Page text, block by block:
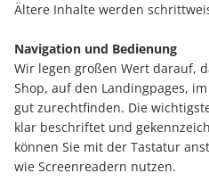
Ältere Inhalte werden
Navigation und Bedienung
Wir legen großen Wert darauf,
Shop, auf den Landingpages,
gut zurechtfinden. Die
klar beschriftet und
können Sie mit der Tastatur
wie Screenreadern nutzen.